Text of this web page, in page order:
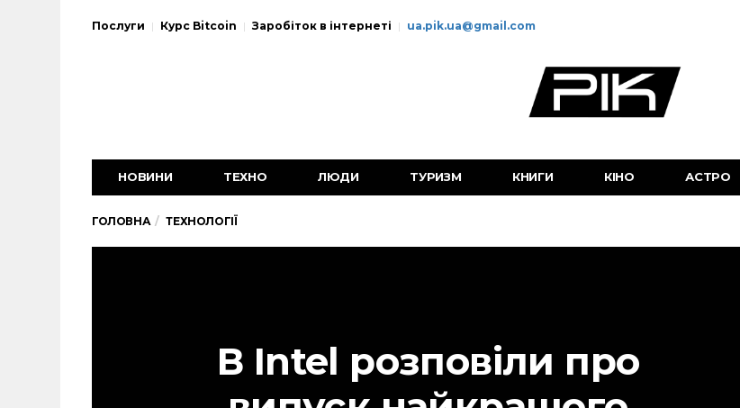
Послуги Курс Bitcoin Заробіток в інтернеті ua.pik.ua@gmail.com
НОВИНИ ТЕХНО ЛЮДИ ТУРИЗМ КНИГИ КІНО АСТРО
ГОЛОВНА ТЕХНОЛОГІЇ
В Intel розповіли про